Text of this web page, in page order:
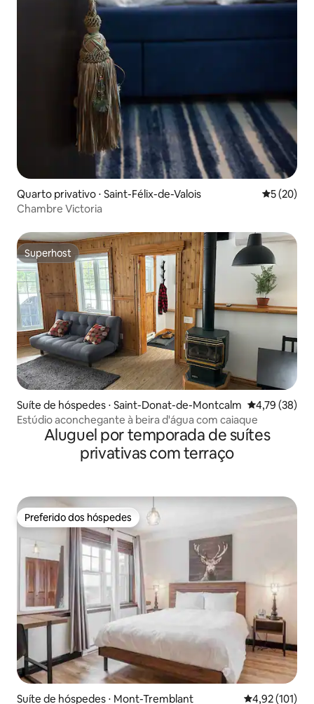
Quarto privativo ⋅ Saint-Félix-de-Valois 5 de uma
5 (20)
Chambre Victoria
Superhost
Superhost
Suíte de hóspedes ⋅ Saint-Donat-de-Montcalm 4,79 de uma
4,79 (38)
Estúdio aconchegante à beira d'água com caiaque
Aluguel por temporada de suítes
privativas com terraço
Preferido dos hóspedes
Preferido dos hóspedes
Suíte de hóspedes ⋅ Mont-Tremblant 4,92 de uma
4,92 (101)